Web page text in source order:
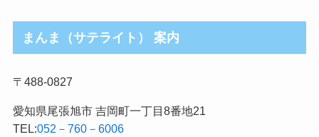
まんま（サテライト） 案内
〒488-0827
愛知県尾張旭市 吉岡町一丁目8番地21
TEL:052－760－6006